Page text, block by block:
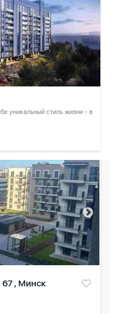
уникальный стиль жизни - в
67 , Минск